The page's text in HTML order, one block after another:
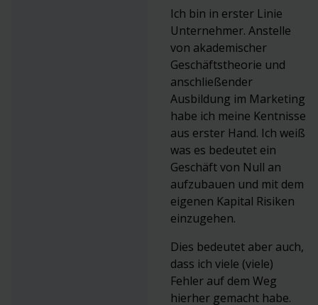
Ich bin in erster Linie
Unternehmer. Anstelle
von akademischer
Geschäftstheorie und
anschließender
Ausbildung im Marketing
habe ich meine Kentnisse
aus erster Hand. Ich weiß
was es bedeutet ein
Geschäft von Null an
aufzubauen und mit dem
eigenen Kapital Risiken
einzugehen.
Dies bedeutet aber auch,
dass ich viele (viele)
Fehler auf dem Weg
hierher gemacht habe.